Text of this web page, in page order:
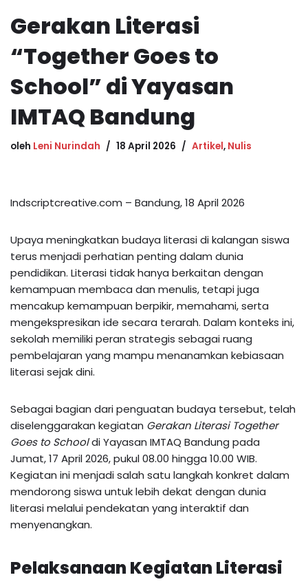
Gerakan Literasi
“Together Goes to
School” di Yayasan
IMTAQ Bandung
oleh Leni Nurindah 18 April 2026 Artikel, Nulis
Indscriptcreative.com – Bandung, 18 April 2026
Upaya meningkatkan budaya literasi di kalangan siswa
terus menjadi perhatian penting dalam dunia
pendidikan. Literasi tidak hanya berkaitan dengan
kemampuan membaca dan menulis, tetapi juga
mencakup kemampuan berpikir, memahami, serta
mengekspresikan ide secara terarah. Dalam konteks ini,
sekolah memiliki peran strategis sebagai ruang
pembelajaran yang mampu menanamkan kebiasaan
literasi sejak dini.
Sebagai bagian dari penguatan budaya tersebut, telah
diselenggarakan kegiatan Gerakan Literasi Together
Goes to Schooldi Yayasan IMTAQ Bandung pada
Jumat, 17 April 2026, pukul 08.00 hingga 10.00 WIB.
Kegiatan ini menjadi salah satu langkah konkret dalam
mendorong siswa untuk lebih dekat dengan dunia
literasi melalui pendekatan yang interaktif dan
menyenangkan.
Pelaksanaan Kegiatan Literasi